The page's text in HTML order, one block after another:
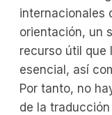
internacionales
orientación, un
recurso útil que
esencial, así
Por tanto, no
de la